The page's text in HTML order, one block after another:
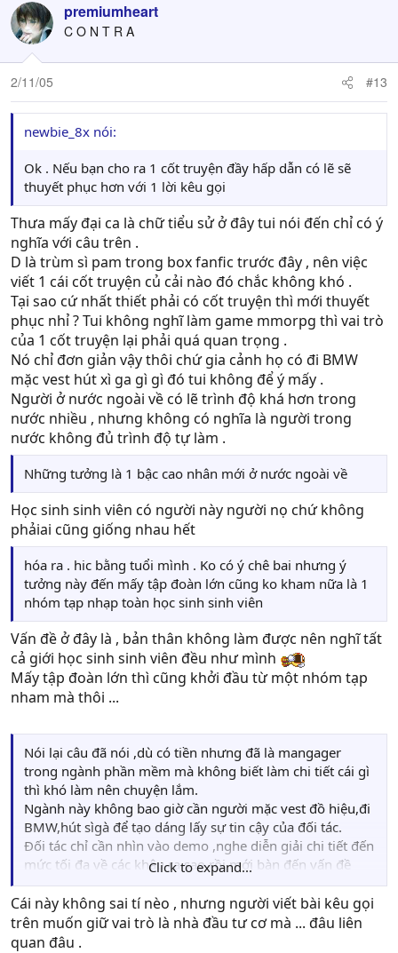
premiumheart
C O N T R A
2/11/05 #13
newbie_8x nói:
Ok . Nếu bạn cho ra 1 cốt truyện đầy hấp dẫn có lẽ sẽ
thuyết phục hơn với 1 lời kêu gọi
Thưa mấy đại ca là chữ tiểu sử ở đây tui nói đến chỉ có ý
nghĩa với câu trên .
D là trùm sì pam trong box fanfic trước đây , nên việc
viết 1 cái cốt truyện củ cải nào đó chắc không khó .
Tại sao cứ nhất thiết phải có cốt truyện thì mới thuyết
phục nhỉ ? Tui không nghĩ làm game mmorpg thì vai trò
của 1 cốt truyện lại phải quá quan trọng .
Nó chỉ đơn giản vậy thôi chứ gia cảnh họ có đi BMW
mặc vest hút xì ga gì gì đó tui không để ý mấy .
Người ở nước ngoài về có lẽ trình độ khá hơn trong
nước nhiều , nhưng không có nghĩa là người trong
nước không đủ trình độ tự làm .
Những tưởng là 1 bậc cao nhân mới ở nước ngoài về
Học sinh sinh viên có người này người nọ chứ không
phảiai cũng giống nhau hết
hóa ra . hic bằng tuổi mình . Ko có ý chê bai nhưng ý
tưởng này đến mấy tập đoàn lớn cũng ko kham nữa là 1
nhóm tạp nhạp toàn học sinh sinh viên
Vấn đề ở đây là , bản thân không làm được nên nghĩ tất
cả giới học sinh sinh viên đều như mình
Mấy tập đoàn lớn thì cũng khởi đầu từ một nhóm tạp
nham mà thôi ...
Nói lại câu đã nói ,dù có tiền nhưng đã là mangager
trong ngành phần mềm mà không biết làm chi tiết cái gì
thì khó làm nên chuyện lắm.
Ngành này không bao giờ cần người mặc vest đồ hiệu,đi
BMW,hút sìgà để tạo dáng lấy sự tin cậy của đối tác.
Đối tác chỉ cần nhìn vào demo ,nghe diễn giải chi tiết đến
mức tối đa về các khâu ra sao rồi mới bàn đến vấn đề
kinh phí.
Click to expand...
Cái này không sai tí nèo , nhưng người viết bài kêu gọi
trên muốn giữ vai trò là nhà đầu tư cơ mà ... đâu liên
quan đâu .